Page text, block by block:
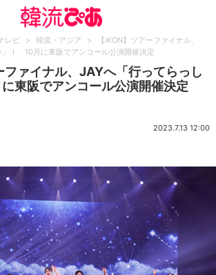
レビ > 韓流・アジア >
【iKON】ツアーファイナル、
」！ 10月に東阪でアンコール公演開催決定
ファイナル、JAYへ「行ってらっし
東阪でアンコール公演開催決定
2023.7.13 12:00